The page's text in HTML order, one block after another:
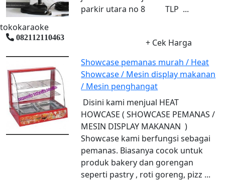
parkir utara no 8 TLP ...
tokokaraoke
082112110463
+ Cek Harga
Showcase pemanas murah / Heat
Showcase / Mesin display makanan
/ Mesin penghangat
Disini kami menjual HEAT
HOWCASE ( SHOWCASE PEMANAS /
MESIN DISPLAY MAKANAN )
Showcase kami berfungsi sebagai
pemanas. Biasanya cocok untuk
produk bakery dan gorengan
seperti pastry , roti goreng, pizz ...